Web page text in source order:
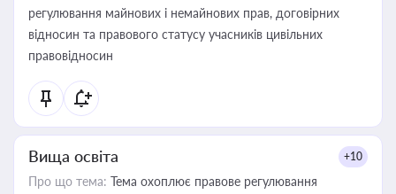
регулювання майнових і немайнових прав, договірних
відносин та правового статусу учасників цивільних
правовідносин
Вища освіта +10
Про що тема: Тема охоплює правове регулювання